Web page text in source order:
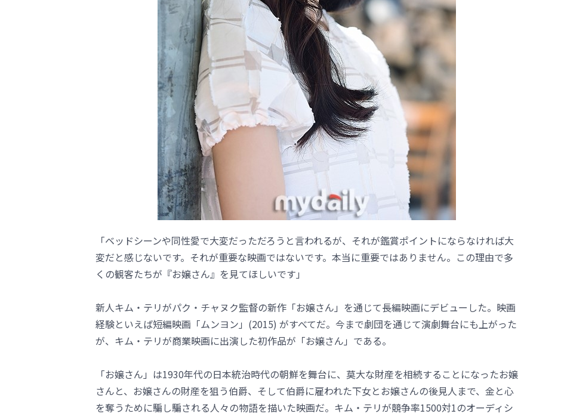
「ベッドシーンや同性愛で大変だっただろうと言われるが、それが鑑賞ポイントにならなければ大
変だと感じないです。それが重要な映画ではないです。本当に重要ではありません。この理由で多
くの観客たちが『お嬢さん』を見てほしいです」
新人キム・テリがパク・チャヌク監督の新作「お嬢さん」を通じて長編映画にデビューした。映画
経験といえば短編映画「ムンヨン」(2015) がすべてだ。今まで劇団を通じて演劇舞台にも上がった
が、キム・テリが商業映画に出演した初作品が「お嬢さん」である。
「お嬢さん」は1930年代の日本統治時代の朝鮮を舞台に、莫大な財産を相続することになったお嬢
さんと、お嬢さんの財産を狙う伯爵、そして伯爵に雇われた下女とお嬢さんの後見人まで、金と心
を奪うために騙し騙される人々の物語を描いた映画だ。キム・テリが競争率1500対1のオーディシ